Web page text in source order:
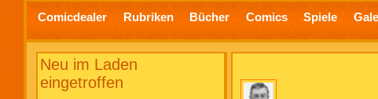
Comicdealer Rubriken Bücher Comics Spiele
Neu im Laden
eingetroffen